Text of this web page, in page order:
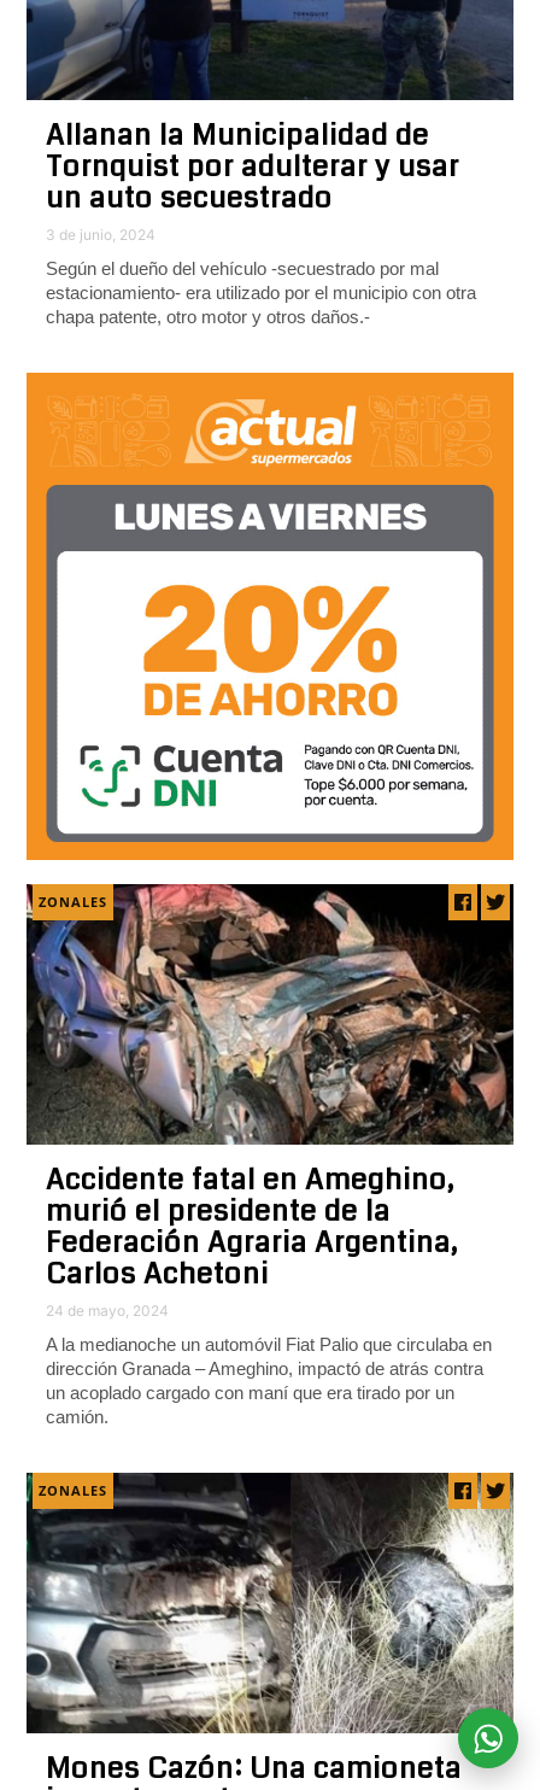
Allanan la Municipalidad de
Tornquist por adulterar y usar
un auto secuestrado
3 de junio, 2024
Según el dueño del vehículo -secuestrado por mal
estacionamiento- era utilizado por el municipio con otra
chapa patente, otro motor y otros daños.-
ZONALES
Accidente fatal en Ameghino,
murió el presidente de la
Federación Agraria Argentina,
Carlos Achetoni
24 de mayo, 2024
A la medianoche un automóvil Fiat Palio que circulaba en
dirección Granada – Ameghino, impactó de atrás contra
un acoplado cargado con maní que era tirado por un
camión.
ZONALES
Mones Cazón: Una camioneta